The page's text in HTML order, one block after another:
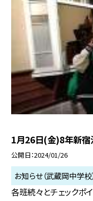
1月26日(金)8年新
公開日 2024/01/26
お知らせ（武蔵岡中学校
各班続々とチェックポ